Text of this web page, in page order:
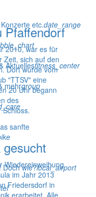
Pfaffendorf
2010, war es für
Zeit, sich auf den
Dort wurde vom
"TTSV" eine
20 Uhr begann
des
Schloss.
Wiedereinweihung
im Jahr 2013
Friedersdorf in
etc.date_range
Aktuellesfitness_center
mehrgroup
sanfte
Doch wie?local_airport